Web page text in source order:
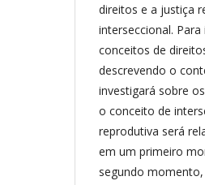
direitos e a justiça
interseccional.
conceitos de
descrevendo o
investigará sobre
o conceito de
reprodutiva será
em um primeiro
segundo